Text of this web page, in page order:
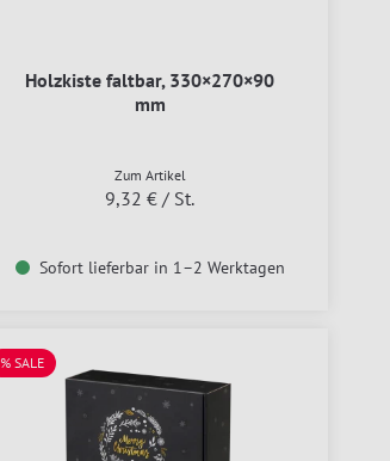
Holzkiste faltbar, 330×270×90
mm
Zum Artikel
9,32 € / St.
Sofort lieferbar in 1–2 Werktagen
% SALE